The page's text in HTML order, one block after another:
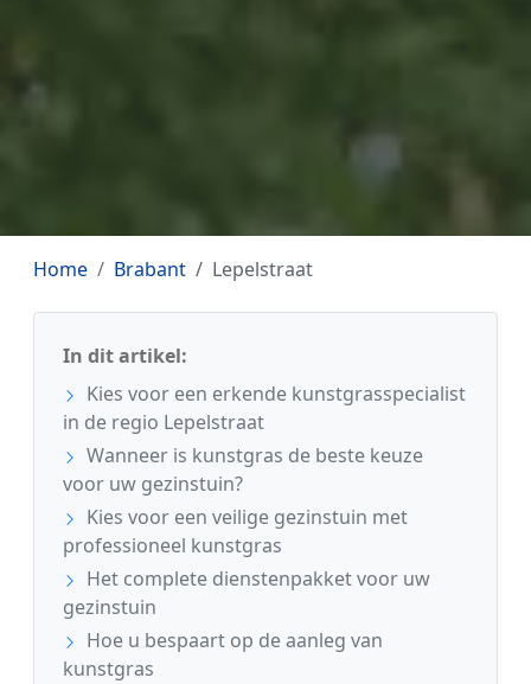
Home Brabant Lepelstraat
In dit artikel:
Kies voor een erkende kunstgrasspecialist
in de regio Lepelstraat
Wanneer is kunstgras de beste keuze
voor uw gezinstuin?
Kies voor een veilige gezinstuin met
professioneel kunstgras
Het complete dienstenpakket voor uw
gezinstuin
Hoe u bespaart op de aanleg van
kunstgras